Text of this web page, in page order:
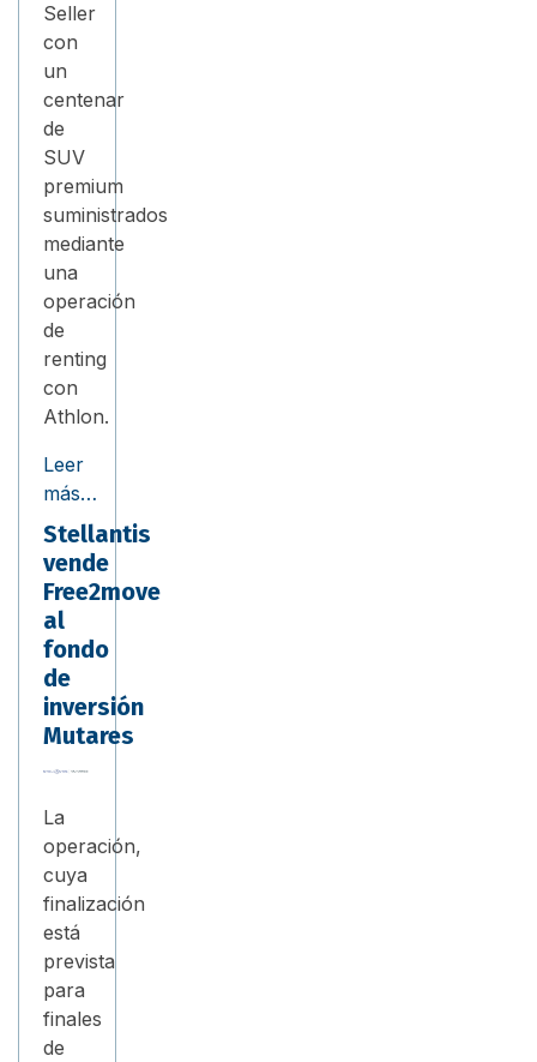
Seller
con
un
centenar
de
SUV
premium
suministrados
mediante
una
operación
de
renting
con
Athlon.
Leer
más…
Stellantis
vende
Free2move
al
fondo
de
inversión
Mutares
La
operación,
cuya
finalización
está
prevista
para
finales
de